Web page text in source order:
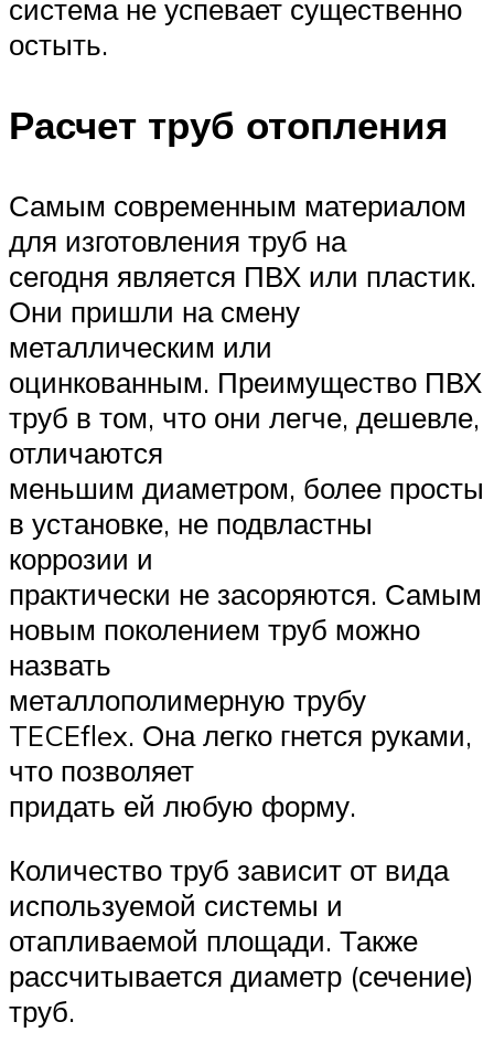
система не успевает существенно
остыть.
Расчет труб отопления
Самым современным материалом
для изготовления труб на
сегодня является ПВХ или пластик.
Они пришли на смену
металлическим или
оцинкованным. Преимущество ПВХ
труб в том, что они легче, дешевле,
отличаются
меньшим диаметром, более просты
в установке, не подвластны
коррозии и
практически не засоряются. Самым
новым поколением труб можно
назвать
металлополимерную трубу
TECEflex. Она легко гнется руками,
что позволяет
придать ей любую форму.
Количество труб зависит от вида
используемой системы и
отапливаемой площади. Также
рассчитывается диаметр (сечение)
труб.